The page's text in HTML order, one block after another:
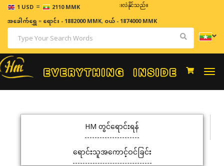
1 USD = 2110 MMK
ဈေးနှုန်းများသည် အချိန်နှင့် အမျှပြောင်းလဲနိုင်သည်။
အခေါက်ရွှေ=ရောင်း - 1882000 MMK, ဝယ် - 1874000 MMK
HM တွင်ရောင်းရန်
ရောင်းသူအကောင့်ဝင်ခြင်း